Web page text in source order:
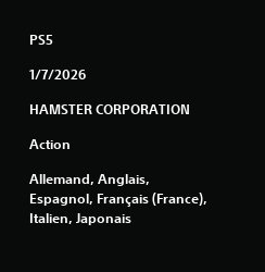
PS5
1/7/2026
HAMSTER CORPORATION
Action
Allemand, Anglais,
Espagnol, Français (France),
Italien, Japonais